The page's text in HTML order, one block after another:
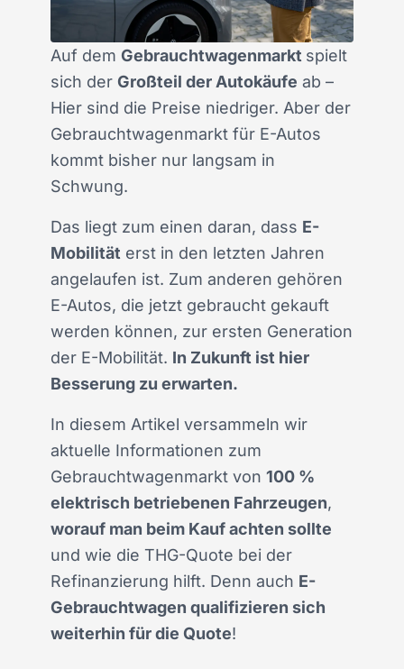
Auf dem Gebrauchtwagenmarkt spielt
sich der Großteil der Autokäufe ab –
Hier sind die Preise niedriger. Aber der
Gebrauchtwagenmarkt für E-Autos
kommt bisher nur langsam in
Schwung.
Das liegt zum einen daran, dass E-
Mobilität erst in den letzten Jahren
angelaufen ist. Zum anderen gehören
E-Autos, die jetzt gebraucht gekauft
werden können, zur ersten Generation
der E-Mobilität. In Zukunft ist hier
Besserung zu erwarten.
In diesem Artikel versammeln wir
aktuelle Informationen zum
Gebrauchtwagenmarkt von 100 %
elektrisch betriebenen Fahrzeugen,
worauf man beim Kauf achten sollte
und wie die THG-Quote bei der
Refinanzierung hilft. Denn auch E-
Gebrauchtwagen qualifizieren sich
weiterhin für die Quote!